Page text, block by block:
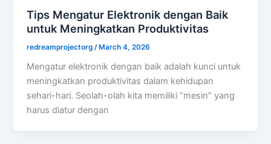
Tips Mengatur Elektronik dengan Baik
untuk Meningkatkan Produktivitas
redreamprojectorg /March 4, 2026
Mengatur elektronik dengan baik adalah kunci untuk
meningkatkan produktivitas dalam kehidupan
sehari-hari. Seolah-olah kita memiliki “mesin” yang
harus diatur dengan